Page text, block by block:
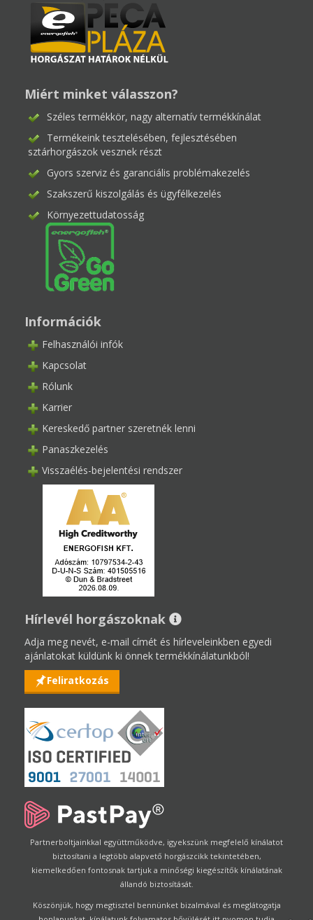
Miért minket válasszon?
Széles termékkör, nagy alternatív termékkínálat
Termékeink tesztelésében, fejlesztésében
sztárhorgászok vesznek részt
Gyors szerviz és garanciális problémakezelés
Szakszerű kiszolgálás és ügyfélkezelés
Környezettudatosság
Információk
Felhasználói infók
Kapcsolat
Rólunk
Karrier
Kereskedő partner szeretnék lenni
Panaszkezelés
Visszaélés-bejelentési rendszer
Hírlevél horgászoknak
Adja meg nevét, e-mail címét és hírleveleinkben egyedi
ajánlatokat küldünk ki önnek termékkínálatunkból!
Feliratkozás
Partnerboltjainkkal együttműködve, igyekszünk megfelelő kínálatot
biztosítani a legtöbb alapvető horgászcikk tekintetében,
kiemelkedően fontosnak tartjuk a minőségi kiegészítők kínálatának
állandó biztosítását.
Köszönjük, hogy megtisztel bennünket bizalmával és meglátogatja